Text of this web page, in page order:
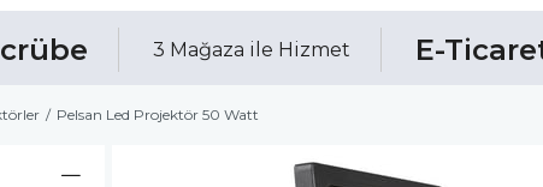
3 Mağaza ile Hizmet E-
Pelsan Led Projektör 50 Watt